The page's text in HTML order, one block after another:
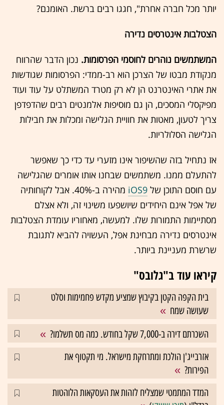
יותר מכל חברה אחרת", חגגו רבים ברשת. האומנם?
הצטלבות אינטרסים נדירה
המשתמשים נוהרים לחוסמי הפרסומות. נכון הדבר שהרווח
מנקודת מבטו של הצרכן הוא רב-ממדי: הפרסומות שגודשות
את אתרי האינטרנט הן לא רק מטרד המשתלט על עוד ועוד
מפיקסלי המסכים, הן גם מוסיפות אלמנטים רבים שהדפדפן
צריך לטעון, מאטות את חוויית הגלישה ומכלות את חבילות
הגלישה הסלולריות.
אז נתחיל בזה שהשיפור אינו מזערי עד כדי כך שאפשר
להתעלם ממנו. משתמשים שבחנו אותו אומרים שהגלישה
עם חוסם התוכן של iOS9
מהירה ב-40%. אבל לקוחותיה
של אפל אינם היחידים שיושפעו משינוי זה, ולא אצלם
מסתיימות התמורות שלו. למעשה, מאחוריו עומדת הצטלבות
אינטרסים נדירה מבחינת אפל, העשויה להביא לתגובת
שרשרת מעניינת ביותר.
קיראו עוד ב"גלובס"
בית הקפה הקטן בקיבוץ שמציע מקדש פחמימות וסלט
שעושה שמח
השכרתם דירה ב-7,000 שקל בחודש. כמה מס תשלמו?
אזרבייג'ן הולכת ומתרחקת מישראל. מי תקטוף את
הפירות?
המדד המתמטי שמצליח לזהות את העסקאות הלוהטות